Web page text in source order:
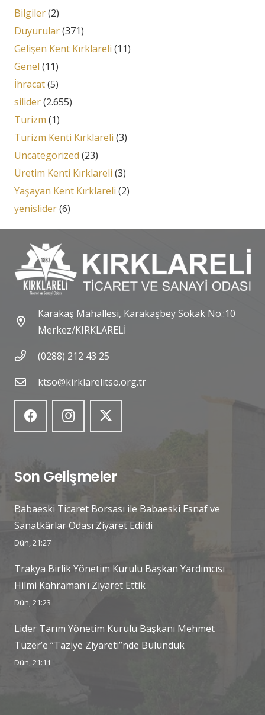
Bilgiler(2)
Duyurular(371)
Gelişen Kent Kırklareli (11)
Genel (11)
İhracat(5)
silider(2.655)
Turizm (1)
Turizm Kenti Kırklareli (3)
Uncategorized (23)
Üretim Kenti Kırklareli (3)
Yaşayan Kent Kırklareli (2)
yenislider(6)
Karakaş Mahallesi, Karakaşbey Sokak No.:10
Merkez/KIRKLARELİ
(0288) 212 43 25
ktso@kirklarelitso.org.tr
Son Gelişmeler
Babaeski Ticaret Borsası ile Babaeski Esnaf ve
Sanatkârlar Odası Ziyaret Edildi
Dün, 21:27
Trakya Birlik Yönetim Kurulu Başkan Yardımcısı
Hilmi Kahraman’ı Ziyaret Ettik
Dün, 21:23
Lider Tarım Yönetim Kurulu Başkanı Mehmet
Tüzer’e “Taziye Ziyareti”nde Bulunduk
Dün, 21:11